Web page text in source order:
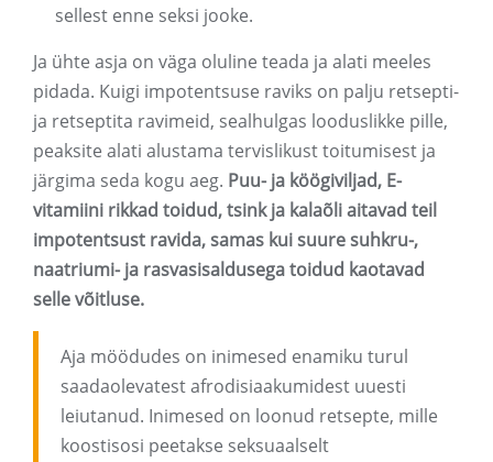
sellest enne seksi jooke.
Ja ühte asja on väga oluline teada ja alati meeles
pidada. Kuigi impotentsuse raviks on palju retsepti-
ja retseptita ravimeid, sealhulgas looduslikke pille,
peaksite alati alustama tervislikust toitumisest ja
järgima seda kogu aeg. Puu- ja köögiviljad, E-
vitamiini rikkad toidud, tsink ja kalaõli aitavad teil
impotentsust ravida, samas kui suure suhkru-,
naatriumi- ja rasvasisaldusega toidud kaotavad
selle võitluse.
Aja möödudes on inimesed enamiku turul
saadaolevatest afrodisiaakumidest uuesti
leiutanud. Inimesed on loonud retsepte, mille
koostisosi peetakse seksuaalselt